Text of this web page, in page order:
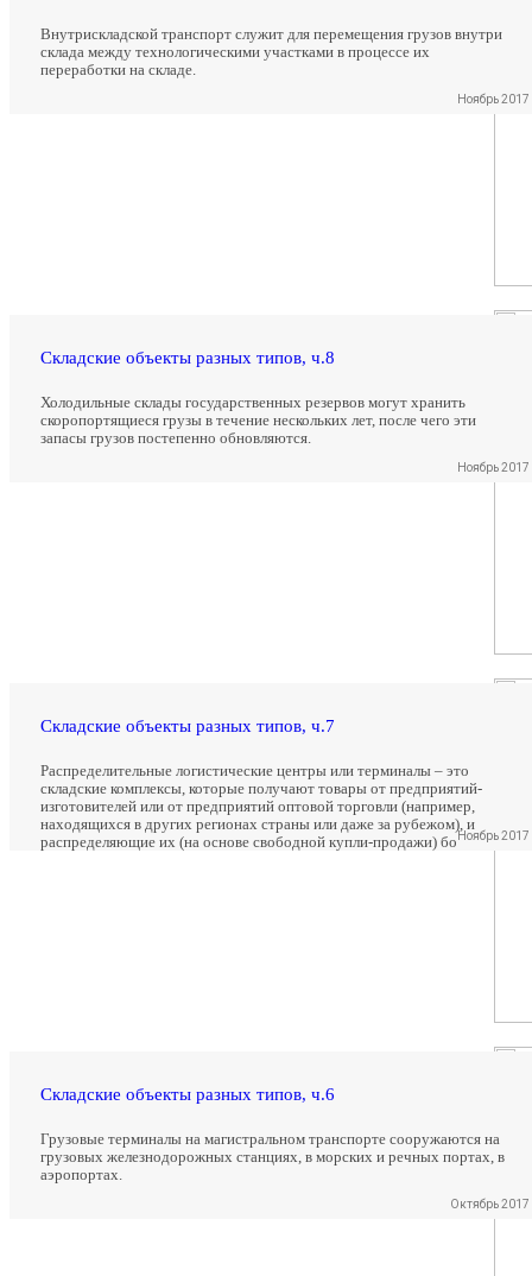
Внутрискладской транспорт служит для перемещения грузов внутри
склада между технологическими участками в процессе их
переработки на складе.
Ноябрь 2017
Складские объекты разных типов, ч.8
Холодильные склады государственных резервов могут хранить
скоропортящиеся грузы в течение нескольких лет, после чего эти
запасы грузов постепенно обновляются.
Ноябрь 2017
Складские объекты разных типов, ч.7
Распределительные логистические центры или терминалы – это
складские комплексы, которые получают товары от предприятий-
изготовителей или от предприятий оптовой торговли (например,
находящихся в других регионах страны или даже за рубежом), и
распределяющие их (на основе свободной купли-продажи) боНоябрь 2017
Складские объекты разных типов, ч.6
Грузовые терминалы на магистральном транспорте сооружаются на
грузовых железнодорожных станциях, в морских и речных портах, в
аэропортах.
Октябрь 2017